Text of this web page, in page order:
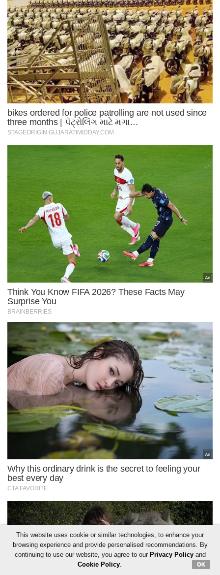
This website uses cookie or similar technologies, to enhance your
browsing experience and provide personalised recommendations. By
continuing to use our website, you agree to our Privacy Policyand
Cookie Policy. OK